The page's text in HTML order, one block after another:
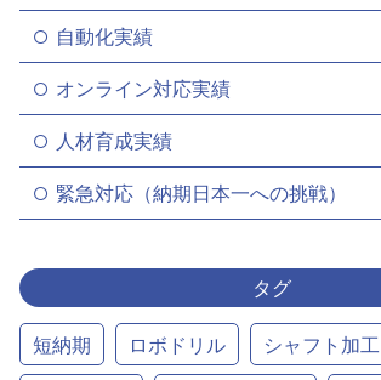
自動化実績
オンライン対応実績
人材育成実績
緊急対応（納期日本一への挑戦）
タグ
短納期 ロボドリル
シャフト加工